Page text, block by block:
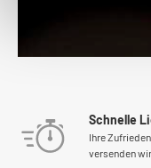
Schnelle
Ihre
versenden